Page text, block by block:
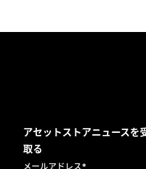
アセットストアニュースを
取る
メールアドレス*